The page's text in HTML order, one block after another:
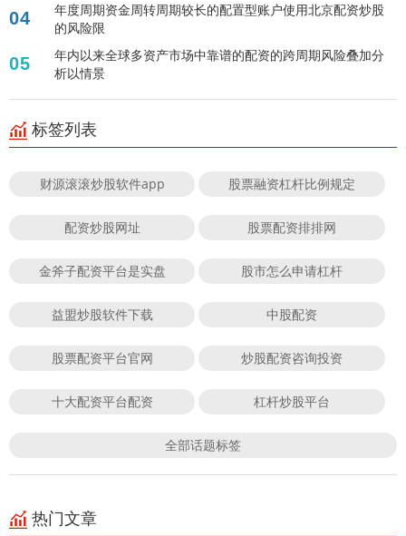
04
年度周期资金周转周期较长的配置型账户使用北京配资炒股
的风险限
05
年内以来全球多资产市场中靠谱的配资的跨周期风险叠加分
析以情景
标签列表
财源滚滚炒股软件app 股票融资杠杆比例规定
配资炒股网址 股票配资排排网
金斧子配资平台是实盘 股市怎么申请杠杆
益盟炒股软件下载 中股配资
股票配资平台官网 炒股配资咨询投资
十大配资平台配资 杠杆炒股平台
全部话题标签
热门文章